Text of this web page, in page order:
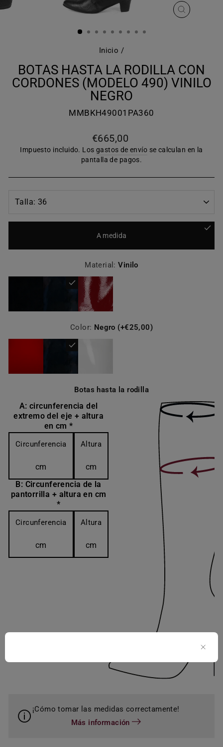
CERRAR
Inicio /
BOTAS HASTA LA RODILLA CON
CORDONES (MODELO 490) VINILO
NEGRO
MMBKH49001PA360
Precio
habitual
€665,00
Impuesto incluido. Los gastos de envío se calculan en la
pantalla de pagos.
A medida
Material:Vinilo
Color: Negro (+€25,00)
Botas hasta la rodilla
A: circunferencia del
extremo del eje + altura
en cm *
Circunferencia
cm
Altura
cm
B: Circunferencia de la
pantorrilla + altura en cm
*
Circunferencia
cm
Altura
cm
¡Cómo tomar las medidas correctamente!
Más información